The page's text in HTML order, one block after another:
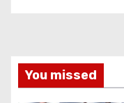
You missed